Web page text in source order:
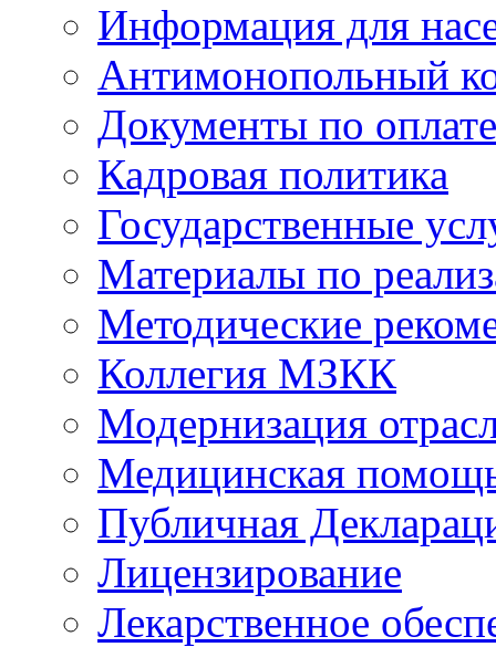
Информация для
Антимонопольный
Документы по
Кадровая политика
Государственные
Материалы по
Методические
Коллегия МЗКК
Модернизация
Медицинская
Публичная
Лицензирование
Лекарственное